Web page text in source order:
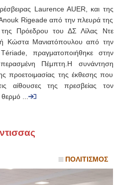
Laurence AUER, και της
Anouk Rigeade από την πλευρά της
της Πρόεδρου του ΔΣ Λίλας Ντε
Κώστα Μανιατόπουλου από την
πραγματοποιήθηκε στην
Πέμπτη.Η συνάντηση
προετοιμασίας της έκθεσης που
αίθουσες της πρεσβείας τον
...
ΠΟΛΙΤΙΣΜΟΣ